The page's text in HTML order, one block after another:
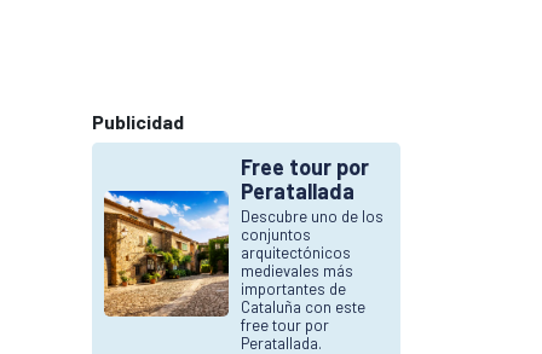
Publicidad
Free tour por
Peratallada
Descubre uno de los
conjuntos
arquitectónicos
medievales más
importantes de
Cataluña con este
free tour por
Peratallada.